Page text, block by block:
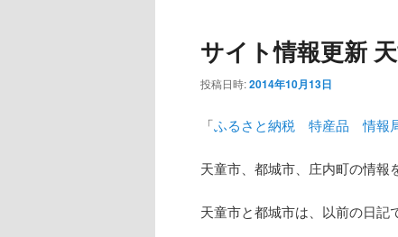
サイト情報更新
投稿日時:2014年10月13日
「ふるさと納税 特産品 情報
天童市、都城市、庄内町の情報
天童市と都城市は、以前の日記